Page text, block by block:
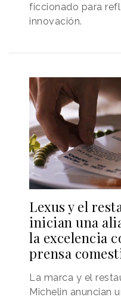
ficcionado para
innovación.
Lexus y el
inician una
la excelencia
prensa
La marca y el
Michelin anuncian